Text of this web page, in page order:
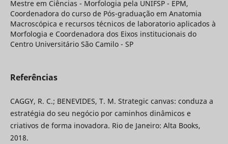
Mestre em Ciências - Morfologia pela UNIFSP - EPM,
Coordenadora do curso de Pós-graduação em Anatomia
Macroscópica e recursos técnicos de laboratorio aplicados à
Morfologia e Coordenadora dos Eixos institucionais do
Centro Universitário São Camilo - SP
Referências
CAGGY, R. C.; BENEVIDES, T. M. Strategic canvas: conduza a
estratégia do seu negócio por caminhos dinâmicos e
criativos de forma inovadora. Rio de Janeiro: Alta Books,
2018.